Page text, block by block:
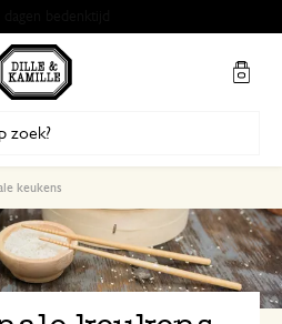
keukens